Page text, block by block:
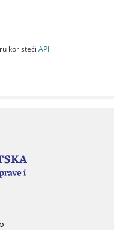
koristeći API